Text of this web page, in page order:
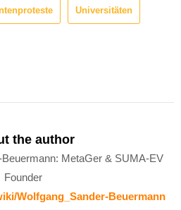
Universitäten
the author
MetaGer & SUMA-EV
Founder
Wolfgang_Sander-Beuermann